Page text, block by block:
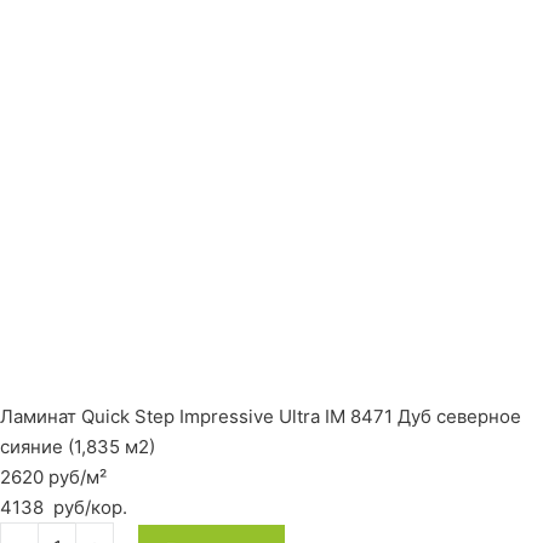
Ламинат Quick Step Impressive Ultra IM 8471 Дуб северное
сияние (1,835 м2)
2620 руб/м²
4138 руб/кор.
Количество товара Ламинат Quick Step Impressive Ultra IM